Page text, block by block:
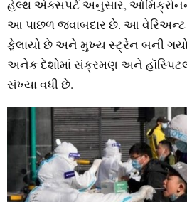
હેલ્‍થ એક્‍સપર્ટ અનુસાર,
આ પાછળ જવાબદાર છે. આ વેરિઅન્‍ટ
ફેલાયો છે અને મુખ્‍ય સ્‍ટ્રેન બની
અનેક દેશોમાં સંક્રમણ અને
સંખ્‍યા વધી છે.